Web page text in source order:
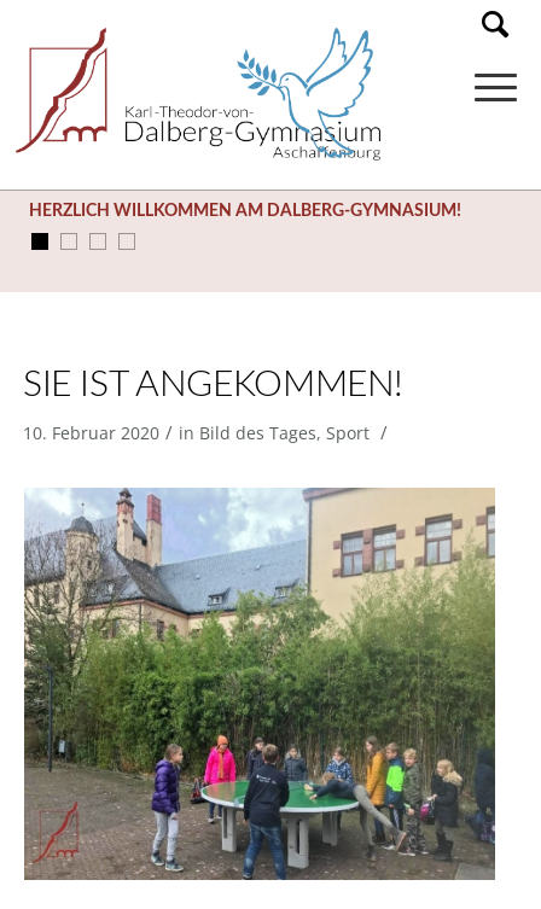
HERZLICH WILLKOMMEN AM DALBERG-GYMNASIUM!
SIE IST ANGEKOMMEN!
10. Februar 2020 / in Bild des Tages, Sport /